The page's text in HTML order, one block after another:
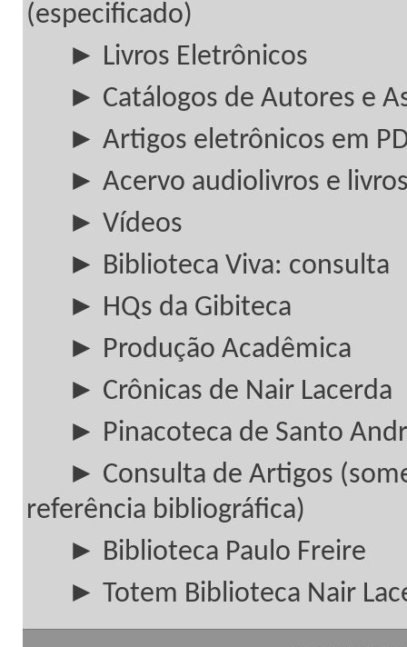
(especificado)
► Livros Eletrônicos
► Catálogos de Autores e
► Artigos eletrônicos em
► Acervo audiolivros e
► Vídeos
► Biblioteca Viva: consulta
► HQs da Gibiteca
► Produção Acadêmica
► Crônicas de Nair Lacerda
► Pinacoteca de Santo
► Consulta de Artigos
referência bibliográfica)
► Biblioteca Paulo Freire
► Totem Biblioteca Nair